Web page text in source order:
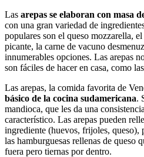
Las arepas se elaboran con masa
con una gran variedad de
populares son el queso mozzarella,
picante, la carne de vacuno
innumerables opciones. Las arepas
son fáciles de hacer en casa, como las
Las arepas, la comida favorita de
básico de la cocina sudamericana.
mandioca, que les da una
característico. Las arepas pueden
ingrediente (huevos, frijoles, queso),
las hamburguesas rellenas de queso
fuera pero tiernas por dentro.